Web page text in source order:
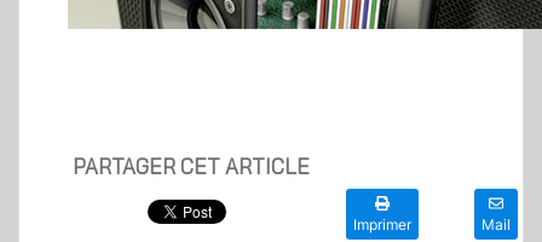
PARTAGER CET ARTICLE
Imprimer Mail